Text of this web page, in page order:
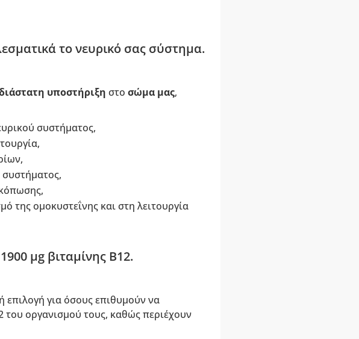
το νευρικό σας σύστημα.
υποστήριξη στο σώμα μας,
συστήματος,
της ομοκυστεΐνης και στη λειτουργία
µg βιταμίνης Β12.
επιλογή για όσους επιθυμούν να
του οργανισμού τους, καθώς περιέχουν